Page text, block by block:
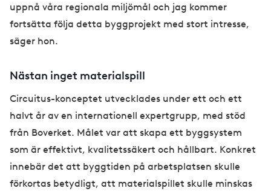
uppnå våra regionala miljömål och jag kommer
fortsätta följa detta byggprojekt med stort intresse,
säger hon.
Nästan inget materialspill
Circuitus-konceptet utvecklades under ett och ett
halvt år av en internationell expertgrupp, med stöd
från Boverket. Målet var att skapa ett byggsystem
som är effektivt, kvalitetssäkert och hållbart. Konkret
innebär det att byggtiden på arbetsplatsen skulle
förkortas betydligt, att materialspillet skulle minskas